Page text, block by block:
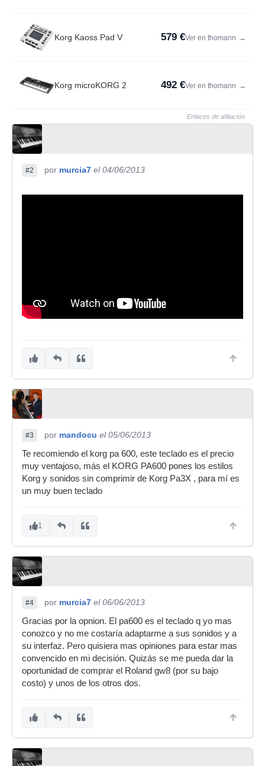
Korg Kaoss Pad V 579 €Ver en thomann →
Korg microKORG 2 492 €Ver en thomann →
Enlaces de afiliación
#2 por murcia7 el 04/06/2013
#3 por mandocu el 05/06/2013
Te recomiendo el korg pa 600, este teclado es el precio
muy ventajoso, más el KORG PA600 pones los estilos
Korg y sonidos sin comprimir de Korg Pa3X , para mí es
un muy buen teclado
1
#4 por murcia7 el 06/06/2013
Gracias por la opnion. El pa600 es el teclado q yo mas
conozco y no me costaría adaptarme a sus sonidos y a
su interfaz. Pero quisiera mas opiniones para estar mas
convencido en mi decisión. Quizás se me pueda dar la
oportunidad de comprar el Roland gw8 (por su bajo
costo) y unos de los otros dos.